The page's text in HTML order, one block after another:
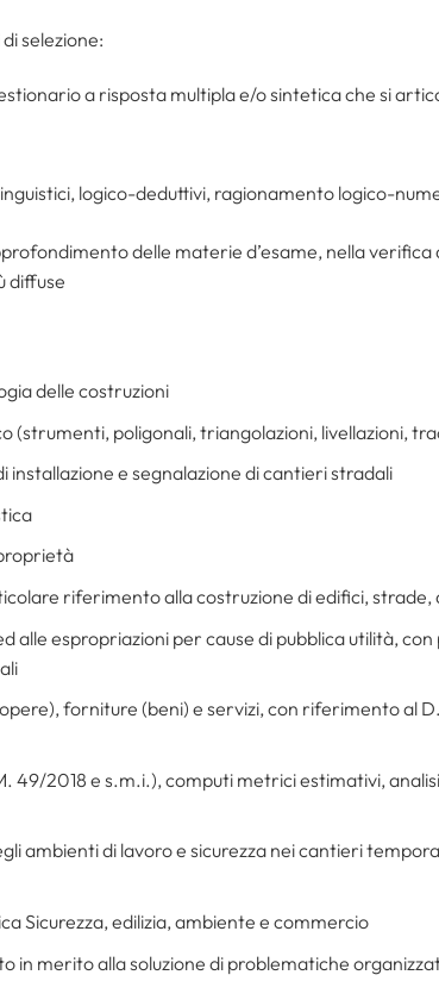
selezione:
a risposta multipla e/o sintetica che si
logico-deduttivi, ragionamento logico-
delle materie d’esame, nella verifica
diffuse
delle costruzioni
(strumenti, poligonali, triangolazioni, livellazioni,
e segnalazione di cantieri stradali
riferimento alla costruzione di edifici,
alle espropriazioni per cause di pubblica utilità,
forniture (beni) e servizi, con riferimento al
49/2018 e s.m.i.), computi metrici estimativi,
ambienti di lavoro e sicurezza nei cantieri
Sicurezza, edilizia, ambiente e commercio
in merito alla soluzione di problematiche